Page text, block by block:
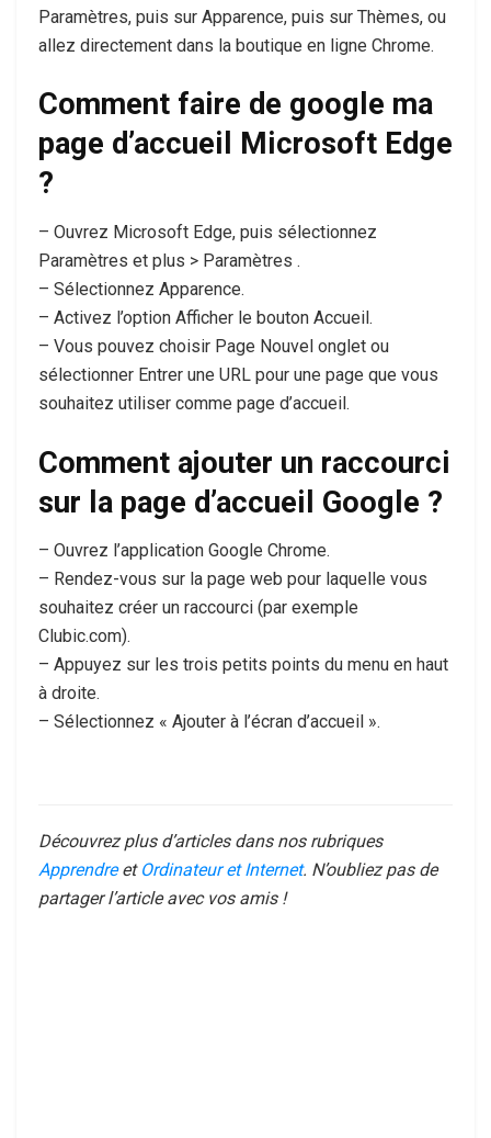
Paramètres, puis sur Apparence, puis sur Thèmes, ou
allez directement dans la boutique en ligne Chrome.
Comment faire de google ma
page d’accueil Microsoft Edge
?
– Ouvrez Microsoft Edge, puis sélectionnez
Paramètres et plus > Paramètres .
– Sélectionnez Apparence.
– Activez l’option Afficher le bouton Accueil.
– Vous pouvez choisir Page Nouvel onglet ou
sélectionner Entrer une URL pour une page que vous
souhaitez utiliser comme page d’accueil.
Comment ajouter un raccourci
sur la page d’accueil Google ?
– Ouvrez l’application Google Chrome.
– Rendez-vous sur la page web pour laquelle vous
souhaitez créer un raccourci (par exemple
Clubic.com).
– Appuyez sur les trois petits points du menu en haut
à droite.
– Sélectionnez « Ajouter à l’écran d’accueil ».
Découvrez plus d’articles dans nos rubriques
Apprendreet Ordinateur et Internet. N’oubliez pas de
partager l’article avec vos amis !